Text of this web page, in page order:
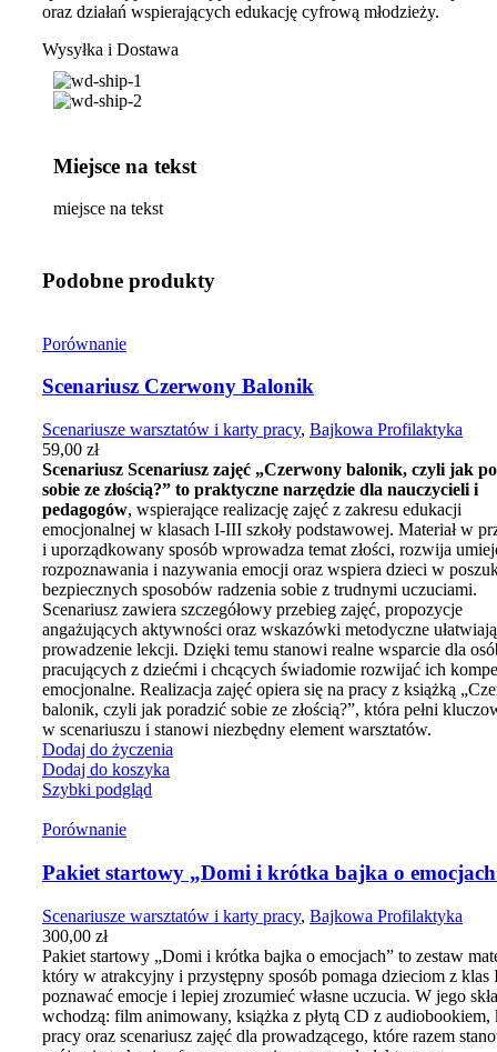
oraz działań wspierających edukację cyfrową młodzieży.
Wysyłka i Dostawa
Miejsce na tekst
miejsce na tekst
Podobne produkty
Porównanie
Scenariusz Czerwony Balonik
Scenariusze warsztatów i karty pracy, Bajkowa Profilaktyka
59,00 zł
Scenariusz Scenariusz zajęć „Czerwony balonik, czyli jak
sobie ze złością?” to praktyczne narzędzie dla nauczycieli i
pedagogów, wspierające realizację zajęć z zakresu edukacji
emocjonalnej w klasach I-III szkoły podstawowej. Materiał w
i uporządkowany sposób wprowadza temat złości, rozwija
rozpoznawania i nazywania emocji oraz wspiera dzieci w
bezpiecznych sposobów radzenia sobie z trudnymi uczuciami.
Scenariusz zawiera szczegółowy przebieg zajęć, propozycje
angażujących aktywności oraz wskazówki metodyczne
prowadzenie lekcji. Dzięki temu stanowi realne wsparcie dla
pracujących z dziećmi i chcących świadomie rozwijać ich
emocjonalne. Realizacja zajęć opiera się na pracy z książką
balonik, czyli jak poradzić sobie ze złością?”, która pełni
w scenariuszu i stanowi niezbędny element warsztatów.
Dodaj do życzenia
Dodaj do koszyka
Szybki podgląd
Porównanie
Pakiet startowy „Domi i krótka bajka o
Scenariusze warsztatów i karty pracy, Bajkowa Profilaktyka
300,00 zł
Pakiet startowy „Domi i krótka bajka o emocjach” to zestaw
który w atrakcyjny i przystępny sposób pomaga dzieciom z klas
poznawać emocje i lepiej zrozumieć własne uczucia. W jego
wchodzą: film animowany, książka z płytą CD z audiobookiem,
pracy oraz scenariusz zajęć dla prowadzącego, które razem